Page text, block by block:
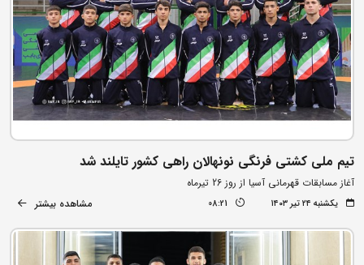
تیم ملی کشتی فرنگی نونهالان راهی کشور تایلند شد
آغاز مسابقات قهرمانی آسیا از روز 26 تیرماه
یکشنبه ۲۴ تیر ۱۴۰۳ 08:21 مشاهده بیشتر